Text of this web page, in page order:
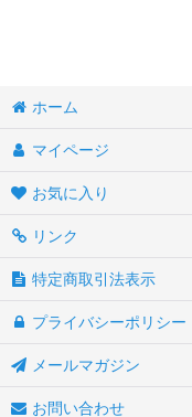
ホーム
マイページ
お気に入り
リンク
特定商取引法表示
プライバシーポリシー
メールマガジン
お問い合わせ